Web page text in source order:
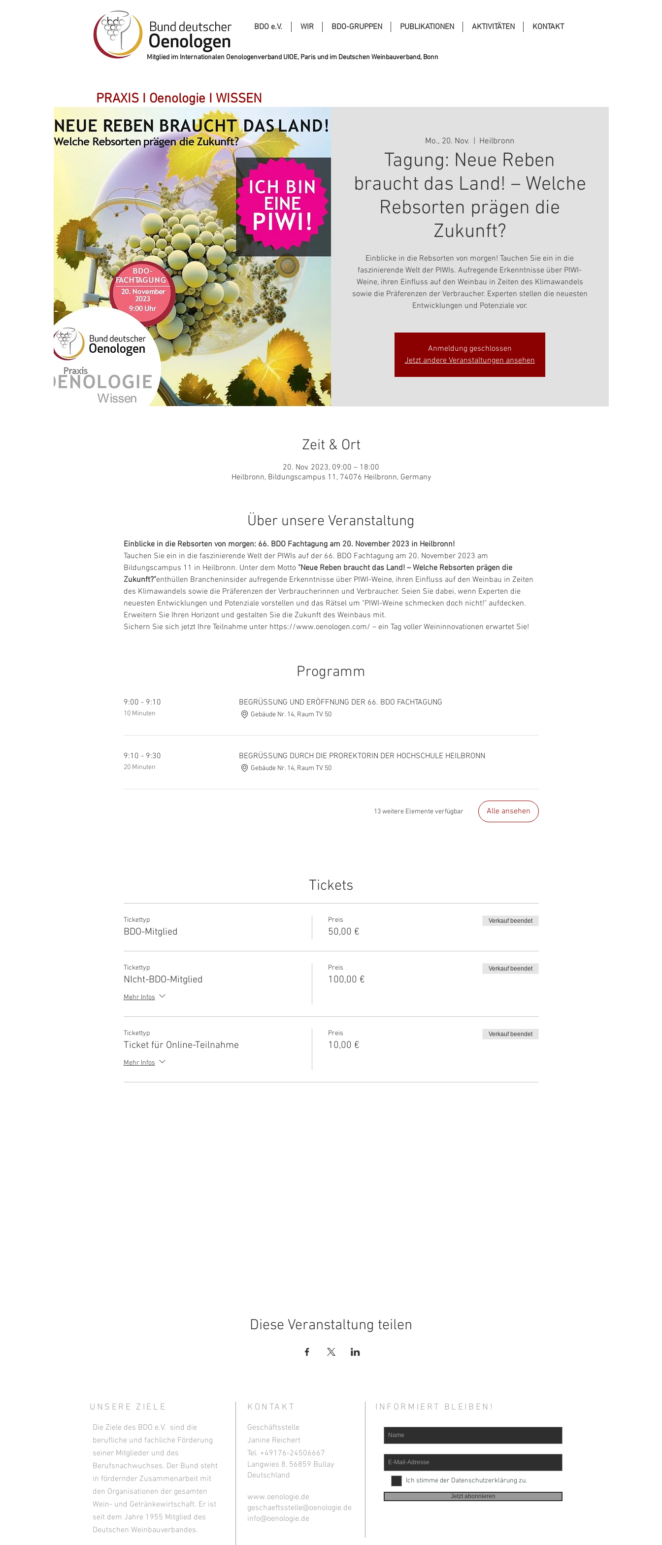
BDO e.V. WIR BDO-GRUPPEN PUBLIKATIONEN AKTIVITÄTEN KONTAKT
Mitglied im Internationalen Oenologenverband UIOE, Paris und im Deutschen Weinbauverband, Bonn
PRAXIS I Oenologie I WISSEN
Mo., 20. Nov.
  |
Heilbronn
Tagung: Neue Reben
braucht das Land! – Welche
Rebsorten prägen die
Zukunft?
Einblicke in die Rebsorten von morgen! Tauchen Sie ein in die
faszinierende Welt der PIWIs. Aufregende Erkenntnisse über PIWI-
Weine, ihren Einfluss auf den Weinbau in Zeiten des Klimawandels
sowie die Präferenzen der Verbraucher. Experten stellen die neuesten
Entwicklungen und Potenziale vor.
Anmeldung geschlossen
Jetzt andere Veranstaltungen ansehen
Zeit & Ort
20. Nov. 2023, 09:00 – 18:00
Heilbronn, Bildungscampus 11, 74076 Heilbronn, Germany
Über unsere Veranstaltung
Einblicke in die Rebsorten von morgen: 66. BDO Fachtagung am 20. November 2023 in Heilbronn!
Tauchen Sie ein in die faszinierende Welt der PIWIs auf der 66. BDO Fachtagung am 20. November 2023 am
Bildungscampus 11 in Heilbronn. Unter dem Motto "Neue Reben braucht das Land! – Welche Rebsorten prägen die
Zukunft?"enthüllen Brancheninsider aufregende Erkenntnisse über PIWI-Weine, ihren Einfluss auf den Weinbau in Zeiten
des Klimawandels sowie die Präferenzen der Verbraucherinnen und Verbraucher. Seien Sie dabei, wenn Experten die
neuesten Entwicklungen und Potenziale vorstellen und das Rätsel um "PIWI-Weine schmecken doch nicht!" aufdecken.
Erweitern Sie Ihren Horizont und gestalten Sie die Zukunft des Weinbaus mit.
Sichern Sie sich jetzt Ihre Teilnahme unter https://www.oenologen.com/ – ein Tag voller Weininnovationen erwartet Sie!
Programm
9:00 - 9:10
10 Minuten
BEGRÜSSUNG UND ERÖFFNUNG DER 66. BDO FACHTAGUNG
Gebäude Nr. 14, Raum TV 50
9:10 - 9:30
20 Minuten
BEGRÜSSUNG DURCH DIE PROREKTORIN DER HOCHSCHULE HEILBRONN
Gebäude Nr. 14, Raum TV 50
13 weitere Elemente verfügbar Alle ansehen
Tickets
Tickettyp
BDO-Mitglied
Preis
50,00 €
Verkauf beendet
Tickettyp
NIcht-BDO-Mitglied
Mehr Infos
Preis
100,00 €
Verkauf beendet
Tickettyp
Ticket für Online-Teilnahme
Mehr Infos
Preis
10,00 €
Verkauf beendet
Diese Veranstaltung teilen
UNSERE ZIELE
Die Ziele des BDO e.V. sind die
berufliche und fachliche Förderung
seiner Mitglieder und des
Berufsnachwuchses. Der Bund steht
in fördernder Zusammenarbeit mit
den Organisationen der gesamten
Wein- und Getränkewirtschaft. Er ist
seit dem Jahre 1955 Mitglied des
Deutschen Weinbauverbandes.
KONTAKT
Geschäftsstelle
Janine Reichert
Tel. +49176-24506667
Langwies 8, 56859 Bullay
Deutschland
www.oenologie.de
geschaeftsstelle@oenologie.de
info@oenologie.de
INFORMIERT BLEIBEN!
Ich stimme der Datenschutzerklärung zu.
Jetzt abonnieren